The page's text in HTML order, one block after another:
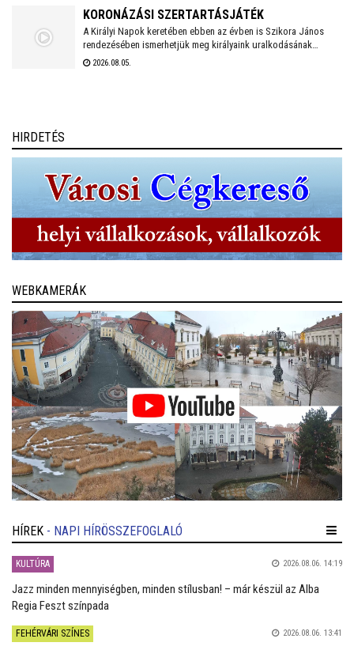
KORONÁZÁSI SZERTARTÁSJÁTÉK
A Királyi Napok keretében ebben az évben is Szikora János
rendezésében ismerhetjük meg királyaink uralkodásának
történetét. Idén újra a Nemzeti Emlékhely ad otthont a
2026.08.05.
HIRDETÉS
WEBKAMERÁK
HÍREK - NAPI HÍRÖSSZEFOGLALÓ
KULTÚRA 2026.08.06. 14:19
Jazz minden mennyiségben, minden stílusban! – már készül az Alba
Regia Feszt színpada
FEHÉRVÁRI SZÍNES 2026.08.06. 13:41